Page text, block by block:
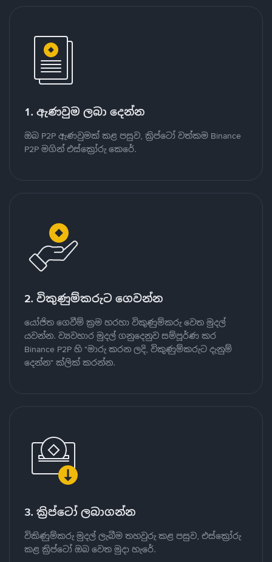
1. ඇණවුම ලබා දෙන්න
ඔබ P2P ඇණවුමක් කළ පසුව, ක්‍රිප්ටෝ වත්කම Binance
P2P මගින් එස්ක්‍රෝරු කෙරේ.
2. විකුණුම්කරුට ගෙවන්න
යෝජිත ගෙවීම් ක්‍රම හරහා විකුණුම්කරු වෙත මුදල්
යවන්න. ව්‍යවහාර මුදල් ගනුදෙනුව සම්පූර්ණ කර
Binance P2P හි "මාරු කරන ලදි, විකුණුම්කරුට දැනුම්
දෙන්න" ක්ලික් කරන්න.
3. ක්‍රිප්ටෝ ලබාගන්න
විකිණුම්කරු මුදල් ලැබීම තහවුරු කළ පසුව, එස්ක්‍රෝරු
කළ ක්‍රිප්ටෝ ඔබ වෙත මුදා හැරේ.